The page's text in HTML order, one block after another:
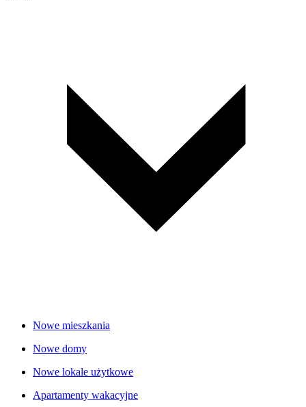
Nowe mieszkania
Nowe domy
Nowe lokale użytkowe
Apartamenty wakacyjne